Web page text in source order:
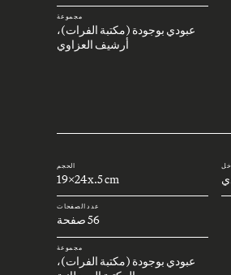
مجموعة
عبودي بوجودة (مكتبة الفرات)،
أرشيف العزاوي
الحجم
19x24x.5 cm
عدد الصفحات
56 صفحة
مجموعة
عبودي بوجودة (مكتبة الفرات)،